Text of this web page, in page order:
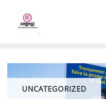
content
UNCATEGORIZED